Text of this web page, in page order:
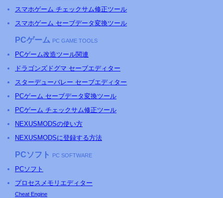
スマホゲーム チェックサム修正ツール
スマホゲーム セーブデータ変換ツール
PCゲーム PC GAME TOOLS
PCゲーム改造ツール関連
ドラゴンズドグマ セーブエディター
スターデューバレー セーブエディター
PCゲーム セーブデータ変換ツール
PCゲーム チェックサム修正ツール
NEXUSMODSの使い方
NEXUSMODSに登録する方法
PCソフト PC SOFTWARE
PCソフト
プロセスメモリエディター
Cheat Engine